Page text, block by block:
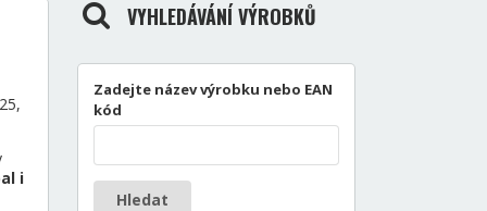
i
VYHLEDÁVÁNÍ VÝROBKŮ
Zadejte název výrobku nebo EAN
kód
Hledat